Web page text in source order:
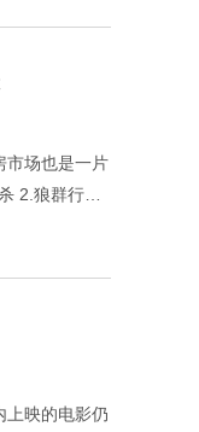
市场也是一片
2.狼群行动
上映的电影仍